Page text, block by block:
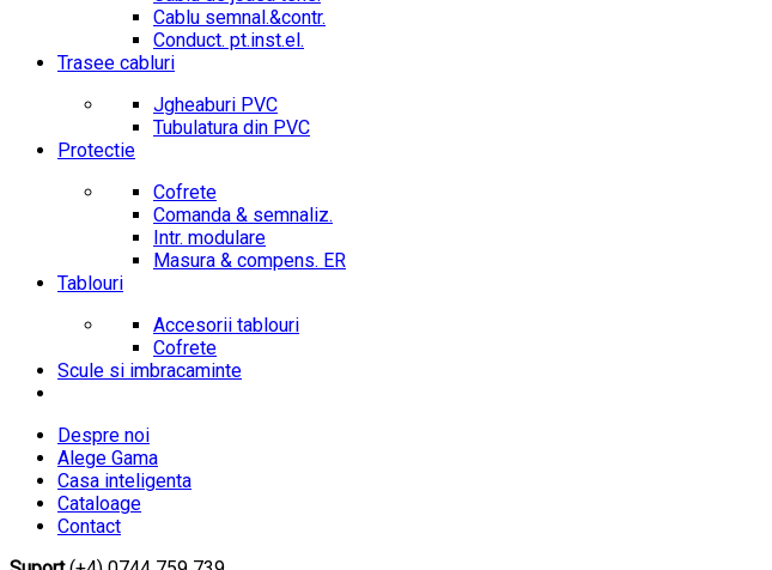
Cablu semnal.&contr.
Conduct. pt.inst.el.
Trasee cabluri
Jgheaburi PVC
Tubulatura din PVC
Protectie
Cofrete
Comanda & semnaliz.
Intr. modulare
Masura & compens. ER
Tablouri
Accesorii tablouri
Cofrete
Scule si imbracaminte
Despre noi
Alege Gama
Casa inteligenta
Cataloage
Contact